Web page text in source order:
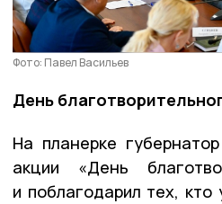
Фото: Павел Васильев
День
На планерке
акции «День
и поблагодарил тех,